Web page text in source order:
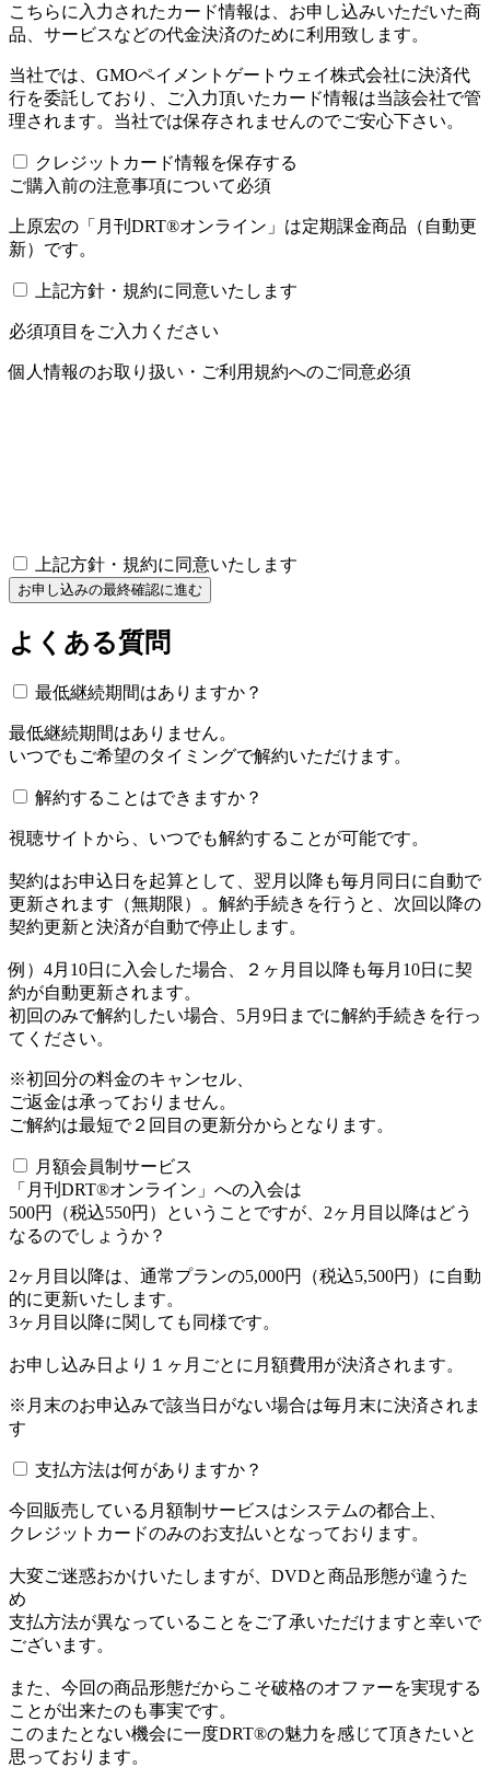
こちらに入力されたカード情報は、お申し込みいただいた商
品、サービスなどの代金決済のために利用致します。
当社では、GMOペイメントゲートウェイ株式会社に決済代
行を委託しており、ご入力頂いたカード情報は当該会社で管
理されます。当社では保存されませんのでご安心下さい。
クレジットカード情報を保存する
ご購入前の注意事項について必須
上原宏の「月刊DRT®オンライン」は定期課金商品（自動更
新）です。
上記方針・規約に同意いたします
必須項目をご入力ください
個人情報のお取り扱い・ ご利用規約へのご同意必須
上記方針・規約に同意いたします
お申し込みの最終確認に進む
よくある質問
最低継続期間はありますか？
最低継続期間はありません。
いつでもご希望のタイミングで解約いただけます。
解約することはできますか？
視聴サイトから、いつでも解約することが可能です。
契約はお申込日を起算として、翌月以降も毎月同日に自動で
更新されます（無期限）。解約手続きを行うと、次回以降の
契約更新と決済が自動で停止します。
例）4月10日に入会した場合、２ヶ月目以降も毎月10日に契
約が自動更新されます。
初回のみで解約したい場合、5月9日までに解約手続きを行っ
てください。
※初回分の料金のキャンセル、
ご返金は承っておりません。
ご解約は最短で２回目の更新分からとなります。
月額会員制サービス
「月刊DRT®オンライン」への入会は
500円（税込550円）ということですが、2ヶ月目以降はどう
なるのでしょうか？
2ヶ月目以降は、通常プランの5,000円（税込5,500円）に自動
的に更新いたします。
3ヶ月目以降に関しても同様です。
お申し込み日より１ヶ月ごとに月額費用が決済されます。
※月末のお申込みで該当日がない場合は毎月末に決済されま
す
支払方法は何がありますか？
今回販売している月額制サービスはシステムの都合上、
クレジットカードのみのお支払いとなっております。
大変ご迷惑おかけいたしますが、DVDと商品形態が違うた
め
支払方法が異なっていることをご了承いただけますと幸いで
ございます。
また、今回の商品形態だからこそ破格のオファーを実現する
ことが出来たのも事実です。
このまたとない機会に一度DRT®の魅力を感じて頂きたいと
思っております。